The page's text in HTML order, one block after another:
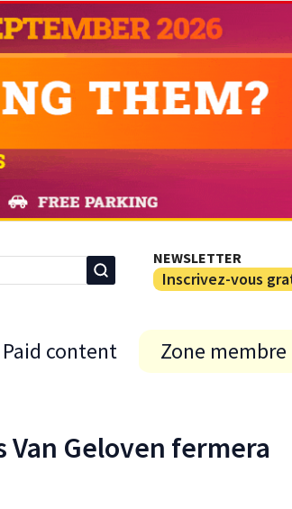
NEWSLETTER
Inscrivez-vous
content Zone membre
Van Geloven fermera